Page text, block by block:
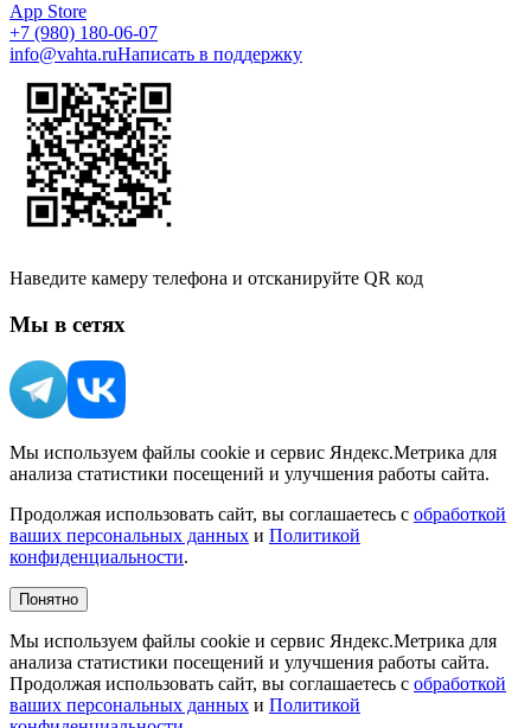
App Store
+7 (980) 180-06-07
info@vahta.ruНаписать в поддержку
Наведите камеру телефона и отсканируйте QR код
Мы в сетях
Мы используем файлы cookie и сервис Яндекс.Метрика для
анализа статистики посещений и улучшения работы сайта.
Продолжая использовать сайт, вы соглашаетесь с обработкой
ваших персональных данных и Политикой
конфиденциальности.
Понятно
Мы используем файлы cookie и сервис Яндекс.Метрика для
анализа статистики посещений и улучшения работы сайта.
Продолжая использовать сайт, вы соглашаетесь с обработкой
ваших персональных данных и Политикой